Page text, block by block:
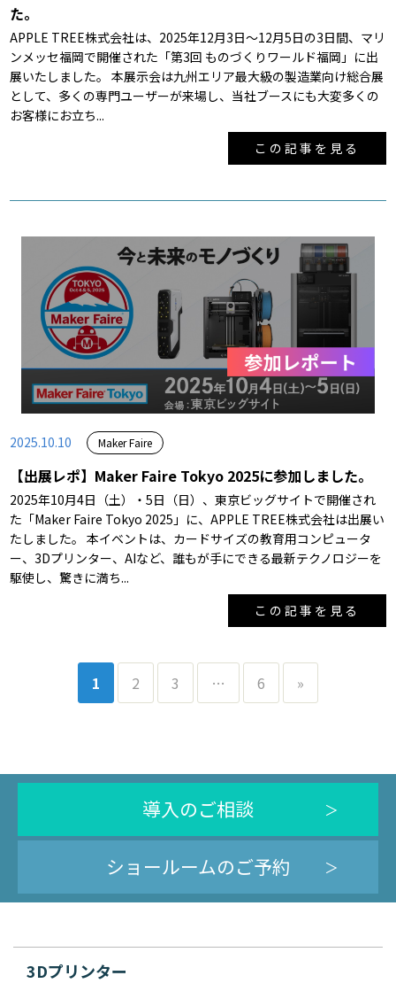
た。
APPLE TREE株式会社は、2025年12月3日～12月5日の3日間、マリ
ンメッセ福岡で開催された「第3回 ものづくりワールド福岡」に出
展いたしました。 本展示会は九州エリア最大級の製造業向け総合展
として、多くの専門ユーザーが来場し、当社ブースにも大変多くの
お客様にお立ち...
この記事を見る
2025.10.10 Maker Faire
【出展レポ】Maker Faire Tokyo 2025に参加しました。
2025年10月4日（土）・5日（日）、東京ビッグサイトで開催され
た「Maker Faire Tokyo 2025」に、APPLE TREE株式会社は出展い
たしました。 本イベントは、カードサイズの教育用コンピュータ
ー、3Dプリンター、AIなど、誰もが手にできる最新テクノロジーを
駆使し、驚きに満ち...
この記事を見る
1 2 3 … 6 »
導入のご相談
ショールームのご予約
3Dプリンター